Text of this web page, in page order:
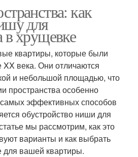
Холодильник для ниши
Хранение в нишу
Провода в нише
как
для
в хрущевке
квартиры, которые были
века. Они отличаются
и небольшой площадью, что
пространства особенно
эффективных способов
обустройство ниши для
мы рассмотрим, как это
варианты и как выбрать
вашей квартиры.